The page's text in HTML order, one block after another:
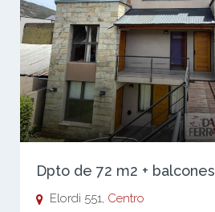
Dpto de 72 m2 + balcones
Elordi 551, Centro